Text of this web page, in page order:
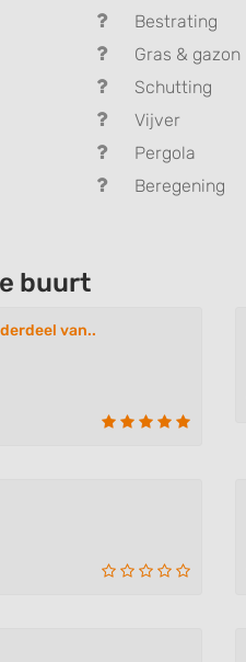
Bestrating
Gras & gazon
Schutting
Vijver
Pergola
Beregening
buurt
van..